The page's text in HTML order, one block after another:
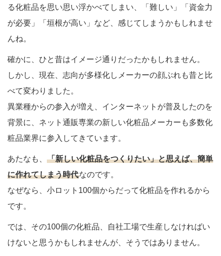
る化粧品を思い思い浮かべてしまい、「難しい」「資金力
が必要」「垣根が高い」など、感じてしまうかもしれませ
んね。
確かに、ひと昔はイメージ通りだったかもしれません。
しかし、現在、志向が多様化しメーカーの顔ぶれも昔と比
べて変わりました。
異業種からの参入が増え、インターネットが普及したのを
背景に、ネット通販専業の新しい化粧品メーカーも多数化
粧品業界に参入してきています。
あたなも、 「新しい化粧品をつくりたい」と思えば、簡単
に作れてしまう時代なのです。
なぜなら、小ロット100個からだって化粧品を作れるから
です。
では、その100個の化粧品、自社工場で生産しなければい
けないと思うかもしれませんが、そうではありません。